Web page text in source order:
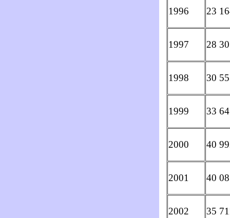
1996 23
1997 28
1998 30
1999 33
2000 40
2001 40
2002 35